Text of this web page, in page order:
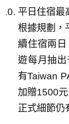
平日住宿最
根據規劃，
續住宿兩
遊每月抽
有Taiwan
加贈1500
正式細節仍